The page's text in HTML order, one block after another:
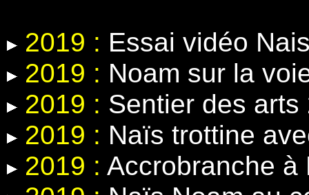
2019 : Essai vidéo
2019 : Noam sur la
2019 : Sentier des arts
2019 : Naïs trottine
2019 : Accrobranche à